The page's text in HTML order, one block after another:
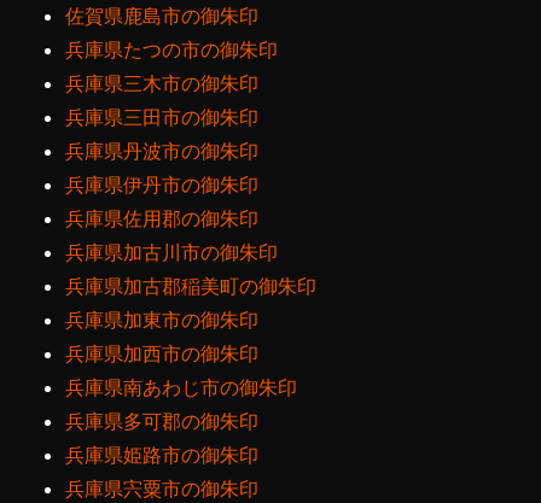
佐賀県鹿島市の御朱印
兵庫県たつの市の御朱印
兵庫県三木市の御朱印
兵庫県三田市の御朱印
兵庫県丹波市の御朱印
兵庫県伊丹市の御朱印
兵庫県佐用郡の御朱印
兵庫県加古川市の御朱印
兵庫県加古郡稲美町の御朱印
兵庫県加東市の御朱印
兵庫県加西市の御朱印
兵庫県南あわじ市の御朱印
兵庫県多可郡の御朱印
兵庫県姫路市の御朱印
兵庫県宍粟市の御朱印